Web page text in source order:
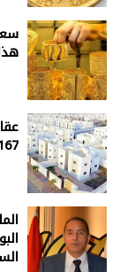
167 ألف قطعة عقارية